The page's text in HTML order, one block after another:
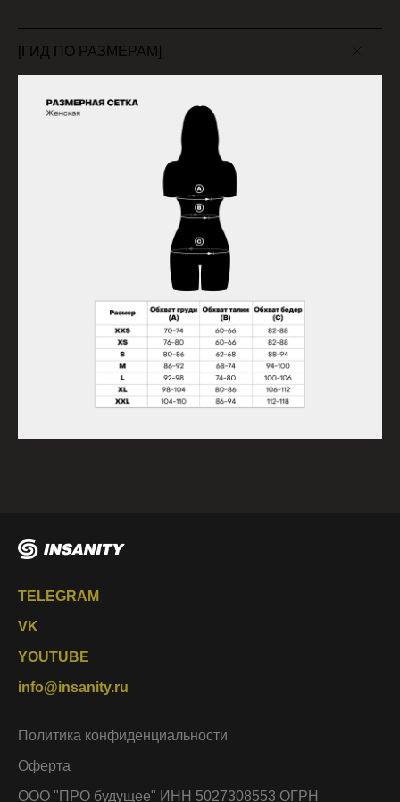
[ГИД ПО РАЗМЕРАМ]
TELEGRAM
VK
YOUTUBE
info@insanity.ru
Политика конфиденциальности
Оферта
ООО "ПРО будущее" ИНН 5027308553 ОГРН